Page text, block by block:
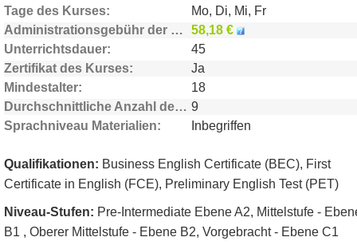
Tage des Kurses
Mo, Di, Mi, Fr
Administrationsgebühr der Schule
58,18 €
Unterrichtsdauer
45
Zertifikat des Kurses
Ja
Mindestalter
18
Durchschnittliche Anzahl der Teilnehmer 9
Sprachniveau Materialien
Inbegriffen
Qualifikationen: Business English Certificate (BEC), First
Certificate in English (FCE), Preliminary English Test (PET)
Niveau-Stufen: Pre-Intermediate Ebene A2, Mittelstufe -
B1 , Oberer Mittelstufe - Ebene B2, Vorgebracht - Ebene C1